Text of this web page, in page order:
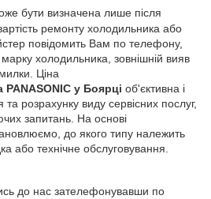
бути визначена лише після
ремонту холодильника або
повідомить Вам по телефону,
холодильника, зовнішній вияв
Ціна
у Боярці об'єктивна і
розрахунку виду сервісних послуг,
запитань. На основі
до якого типу належить
або технічне обслуговування.
до нас зателефонувавши по